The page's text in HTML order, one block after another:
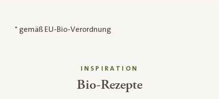
* gemäß EU-Bio-Verordnung
INSPIRATION
Bio-Rezepte